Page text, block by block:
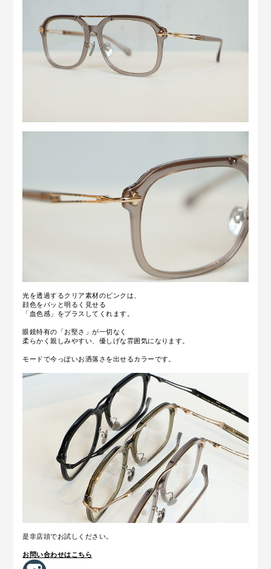
光を透過するクリア素材のピンクは、
顔色をパッと明るく見せる
「血色感」をプラスしてくれます。
眼鏡特有の「お堅さ」が一切なく
柔らかく親しみやすい、優しげな雰囲気になります。
モードで今っぽいお洒落さを出せるカラーです。
是非店頭でお試しください。
お問い合わせはこちら